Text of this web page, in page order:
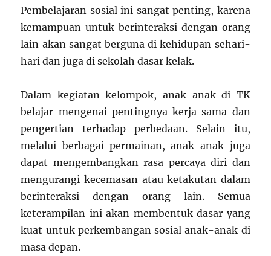
Pembelajaran sosial ini sangat penting, karena
kemampuan untuk berinteraksi dengan orang
lain akan sangat berguna di kehidupan sehari-
hari dan juga di sekolah dasar kelak.
Dalam kegiatan kelompok, anak-anak di TK
belajar mengenai pentingnya kerja sama dan
pengertian terhadap perbedaan. Selain itu,
melalui berbagai permainan, anak-anak juga
dapat mengembangkan rasa percaya diri dan
mengurangi kecemasan atau ketakutan dalam
berinteraksi dengan orang lain. Semua
keterampilan ini akan membentuk dasar yang
kuat untuk perkembangan sosial anak-anak di
masa depan.